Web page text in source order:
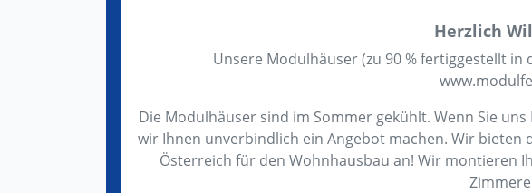
Herzlich
Unsere Modulhäuser (zu 90 % fertiggestellt
Die Modulhäuser sind im Sommer gekühlt. Wenn Sie
wir Ihnen unverbindlich ein Angebot machen. Wir
Österreich für den Wohnhausbau an! Wir montieren